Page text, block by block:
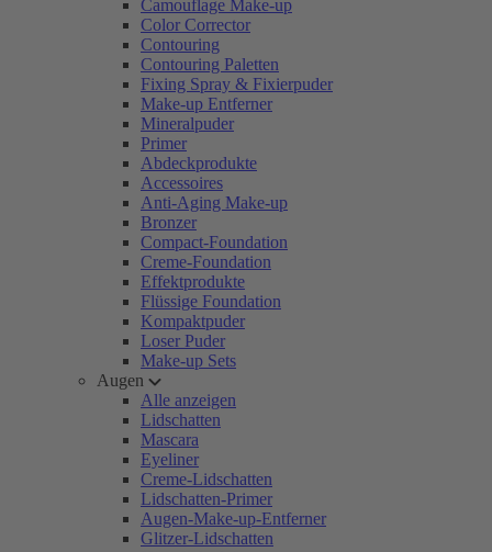
Camouflage Make-up
Color Corrector
Contouring
Contouring Paletten
Fixing Spray & Fixierpuder
Make-up Entferner
Mineralpuder
Primer
Abdeckprodukte
Accessoires
Anti-Aging Make-up
Bronzer
Compact-Foundation
Creme-Foundation
Effektprodukte
Flüssige Foundation
Kompaktpuder
Loser Puder
Make-up Sets
Augen
Alle anzeigen
Lidschatten
Mascara
Eyeliner
Creme-Lidschatten
Lidschatten-Primer
Augen-Make-up-Entferner
Glitzer-Lidschatten